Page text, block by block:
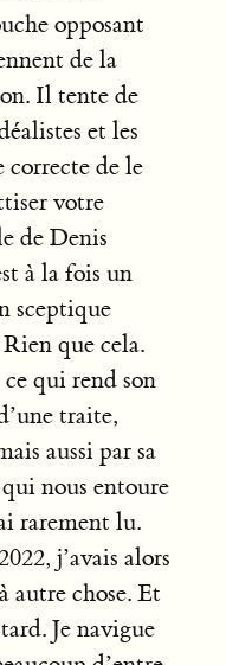
opposant
de la
Il tente de
et les
correcte de le
votre
de Denis
à la fois un
sceptique
que cela.
qui rend son
traite,
aussi par sa
nous entoure
rarement lu.
j’avais alors
autre chose. Et
Je navigue